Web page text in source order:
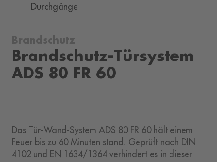
Durchgänge
Brandschutz
Brandschutz-Türsystem
ADS 80 FR 60
Das Tür-Wand-System ADS 80 FR 60 hält einem
Feuer bis zu 60 Minuten stand. Geprüft nach DIN
4102 und EN 1634/1364 verhindert es in dieser